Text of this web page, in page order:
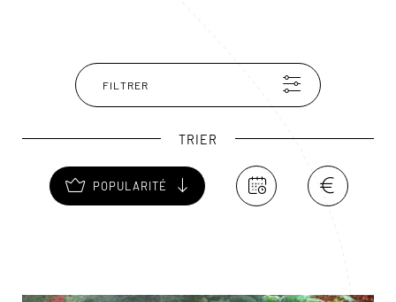
dont le plus grand est le parc Ohori, sorte de Central
Park local. Enfin, la ville possède une plage,
Momochihama, au cœur d’un quartier moderne en
FILTRER
TRIER
POPULARITÉ